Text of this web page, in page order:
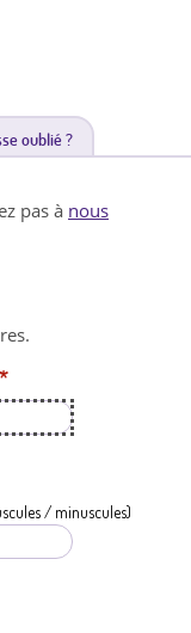
oublié ?
pas à nous
*
/ minuscules)